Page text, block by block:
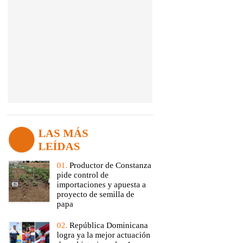
LAS MÁS
LEÍDAS
01. Productor de Constanza
pide control de
importaciones y apuesta a
proyecto de semilla de
papa
02. República Dominicana
logra ya la mejor actuación